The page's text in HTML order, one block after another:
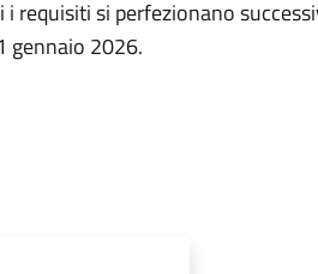
requisiti si perfezionano
gennaio 2026.